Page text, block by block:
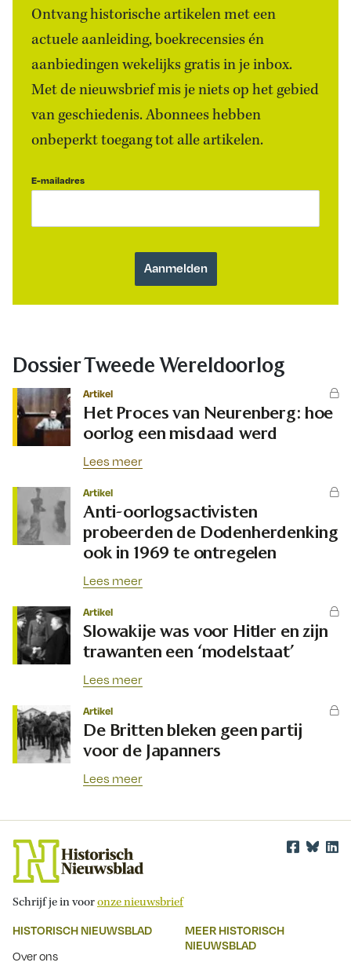
Ontvang historische artikelen met een
actuele aanleiding, boekrecensies én
aanbiedingen wekelijks gratis in je inbox.
Met de nieuwsbrief mis je niets op het gebied
van geschiedenis. Abonnees hebben
onbeperkt toegang tot alle artikelen.
E-mailadres
Dossier Tweede Wereldoorlog
Artikel
Het Proces van Neurenberg: hoe
oorlog een misdaad werd
Lees meer
Artikel
Anti-oorlogsactivisten
probeerden de Dodenherdenking
ook in 1969 te ontregelen
Lees meer
Artikel
Slowakije was voor Hitler en zijn
trawanten een ‘modelstaat’
Lees meer
Artikel
De Britten bleken geen partij
voor de Japanners
Lees meer
Schrijf je in vooronze nieuwsbrief
HISTORISCH NIEUWSBLAD
Over ons
MEER HISTORISCH
NIEUWSBLAD